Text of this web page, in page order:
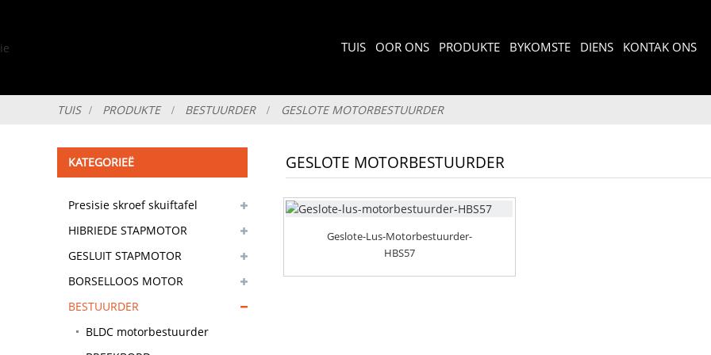
TUIS OOR ONS PRODUKTE BYKOMSTE DIENS KONTAK ONS
TUIS PRODUKTE BESTUURDER GESLOTE MOTORBESTUURDER
KATEGORIEË
Presisie skroef skuiftafel
HIBRIEDE STAPMOTOR
GESLUIT STAPMOTOR
BORSELLOOS MOTOR
BESTUURDER
BLDC motorbestuurder
GESLOTE MOTORBESTUURDER
Geslote-Lus-Motorbestuurder-
HBS57